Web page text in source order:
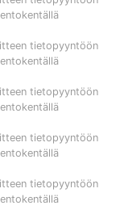
tietopyyntöön
tietopyyntöön
tietopyyntöön
tietopyyntöön